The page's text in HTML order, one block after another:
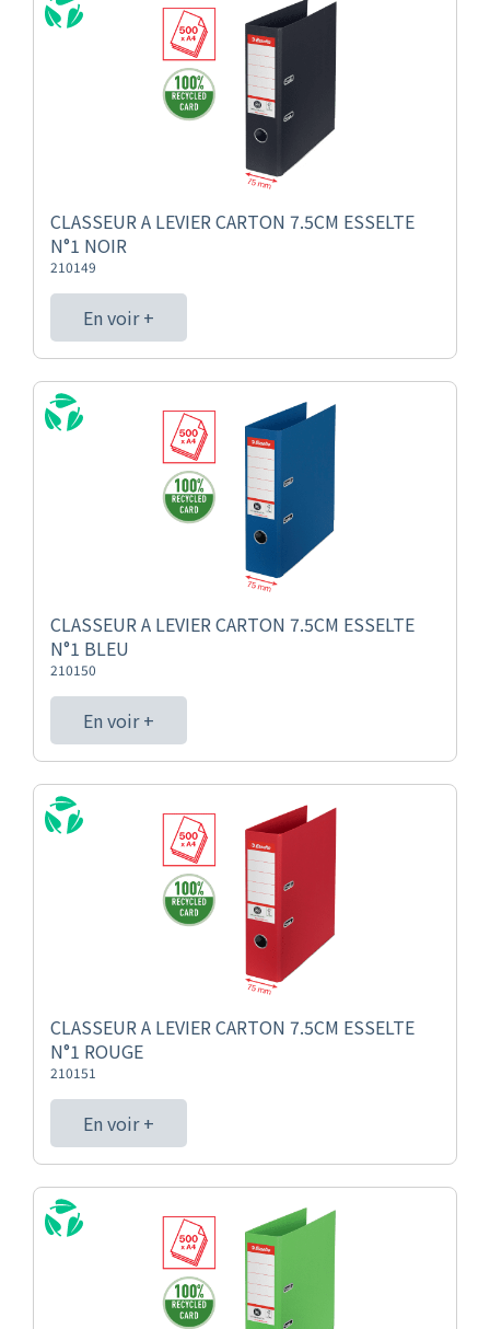
CLASSEUR A LEVIER CARTON 7.5CM ESSELTE
N°1 NOIR
210149
En voir +
CLASSEUR A LEVIER CARTON 7.5CM ESSELTE
N°1 BLEU
210150
En voir +
CLASSEUR A LEVIER CARTON 7.5CM ESSELTE
N°1 ROUGE
210151
En voir +